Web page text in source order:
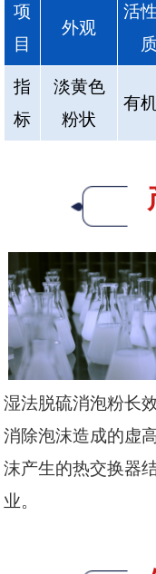
项
目
外观
活
指
标
淡黄色
粉状
有
湿法脱硫消泡粉长
消除泡沫造成的虚
沫产生的热交换器
业。